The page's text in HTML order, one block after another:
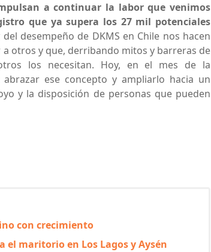
a continuar la labor que venimos
que ya supera los 27 mil potenciales
desempeño de DKMS en Chile nos hacen
otros y que, derribando mitos y barreras de
los necesitan. Hoy, en el mes de la
ese concepto y ampliarlo hacia un
y la disposición de personas que pueden
con crecimiento
el maritorio en Los Lagos y Aysén